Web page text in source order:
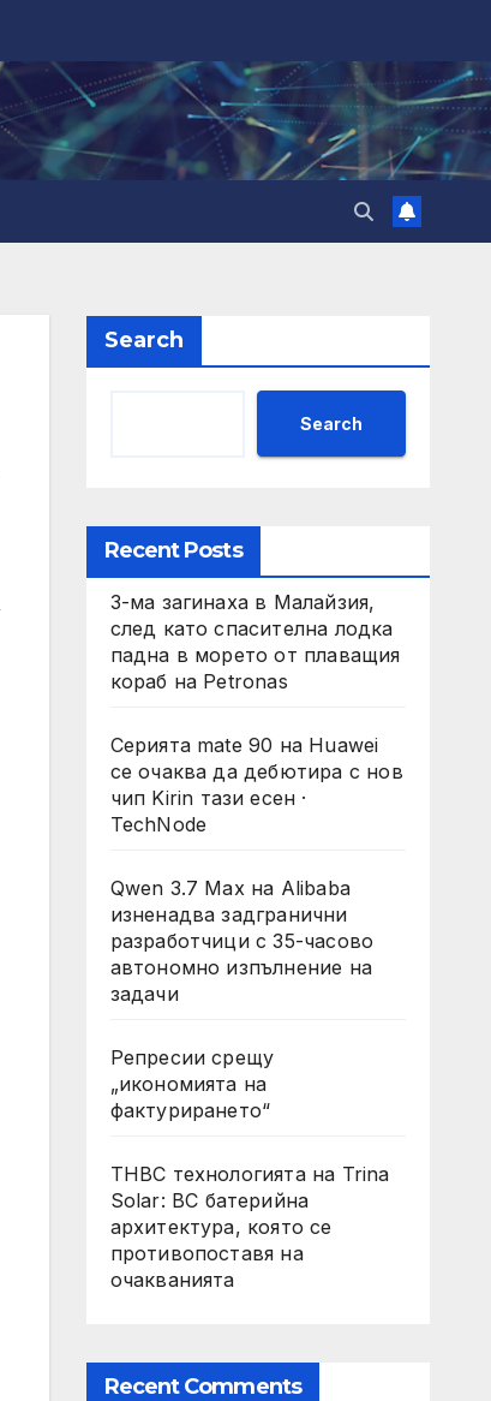
Search
Search
Recent Posts
3-ма загинаха в Малайзия,
след като спасителна лодка
падна в морето от плаващия
кораб на Petronas
Серията mate 90 на Huawei
се очаква да дебютира с нов
чип Kirin тази есен ·
TechNode
Qwen 3.7 Max на Alibaba
изненадва задгранични
разработчици с 35-часово
автономно изпълнение на
задачи
Репресии срещу
„икономията на
фактурирането“
THBC технологията на Trina
Solar: BC батерийна
архитектура, която се
противопоставя на
очакванията
Recent Comments